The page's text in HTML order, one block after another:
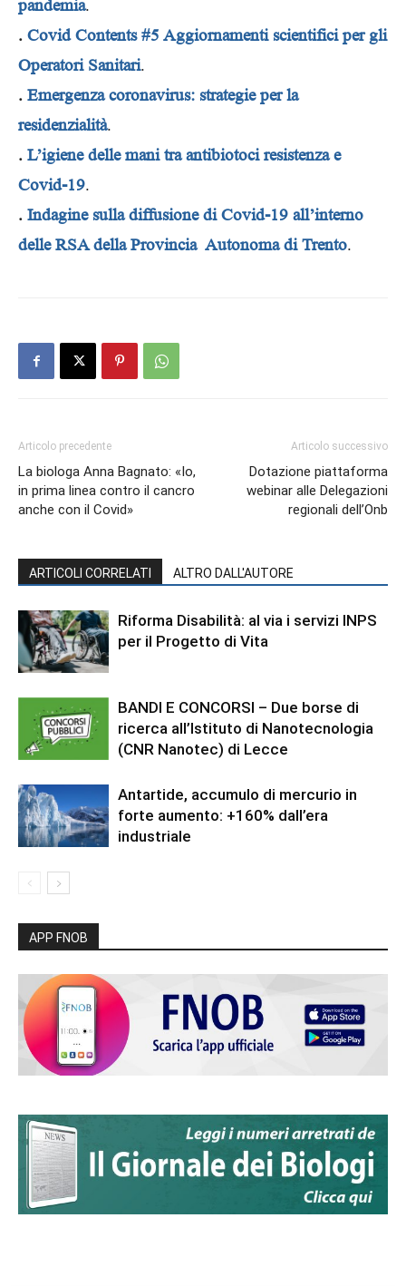
pandemia.
. Covid Contents #5 Aggiornamenti scientifici per gli
Operatori Sanitari.
. Emergenza coronavirus: strategie per la
residenzialità.
. L’igiene delle mani tra antibiotoci resistenza e
Covid-19.
. Indagine sulla diffusione di Covid-19 all’interno
delle RSA della Provincia Autonoma di Trento.
Articolo precedente
La biologa Anna Bagnato: «Io,
in prima linea contro il cancro
anche con il Covid»
Articolo successivo
Dotazione piattaforma
webinar alle Delegazioni
regionali dell’Onb
ARTICOLI CORRELATI ALTRO DALL'AUTORE
Riforma Disabilità: al via i servizi INPS
per il Progetto di Vita
BANDI E CONCORSI – Due borse di
ricerca all’Istituto di Nanotecnologia
(CNR Nanotec) di Lecce
Antartide, accumulo di mercurio in
forte aumento: +160% dall’era
industriale
APP FNOB